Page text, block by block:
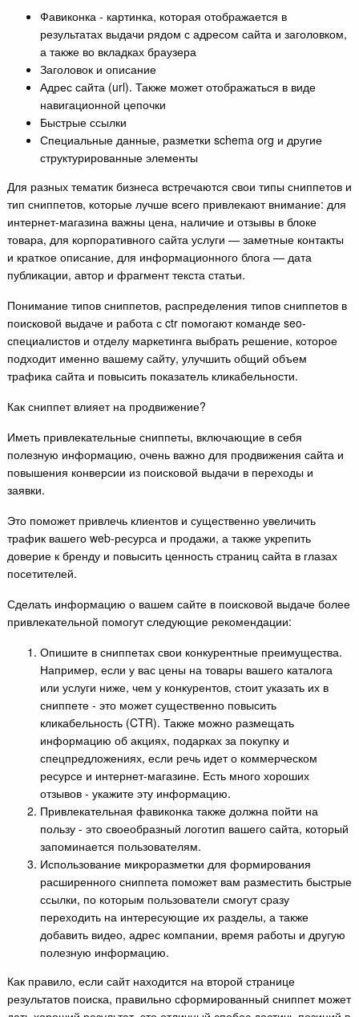
Фавиконка - картинка, которая отображается в
результатах выдачи рядом с адресом сайта и заголовком,
а также во вкладках браузера
Заголовок и описание
Адрес сайта (url). Также может отображаться в виде
навигационной цепочки
Быстрые ссылки
Специальные данные, разметки schema org и другие
структурированные элементы
Для разных тематик бизнеса встречаются свои типы сниппетов и
тип сниппетов, которые лучше всего привлекают внимание: для
интернет-магазина важны цена, наличие и отзывы в блоке
товара, для корпоративного сайта услуги — заметные контакты
и краткое описание, для информационного блога — дата
публикации, автор и фрагмент текста статьи.
Понимание типов сниппетов, распределения типов сниппетов в
поисковой выдаче и работа с ctr помогают команде seo-
специалистов и отделу маркетинга выбрать решение, которое
подходит именно вашему сайту, улучшить общий объем
трафика сайта и повысить показатель кликабельности.
Как сниппет влияет на продвижение?
Иметь привлекательные сниппеты, включающие в себя
полезную информацию, очень важно для продвижения сайта и
повышения конверсии из поисковой выдачи в переходы и
заявки.
Это поможет привлечь клиентов и существенно увеличить
трафик вашего web-ресурса и продажи, а также укрепить
доверие к бренду и повысить ценность страниц сайта в глазах
посетителей.
Сделать информацию о вашем сайте в поисковой выдаче более
привлекательной помогут следующие рекомендации:
Опишите в сниппетах свои конкурентные преимущества.
Например, если у вас цены на товары вашего каталога
или услуги ниже, чем у конкурентов, стоит указать их в
сниппете - это может существенно повысить
кликабельность (CTR). Также можно размещать
информацию об акциях, подарках за покупку и
спецпредложениях, если речь идет о коммерческом
ресурсе и интернет-магазине. Есть много хороших
отзывов - укажите эту информацию.
Привлекательная фавиконка также должна пойти на
пользу - это своеобразный логотип вашего сайта, который
запоминается пользователям.
Использование микроразметки для формирования
расширенного сниппета поможет вам разместить быстрые
ссылки, по которым пользователи смогут сразу
переходить на интересующие их разделы, а также
добавить видео, адрес компании, время работы и другую
полезную информацию.
Как правило, если сайт находится на второй странице
результатов поиска, правильно сформированный сниппет может